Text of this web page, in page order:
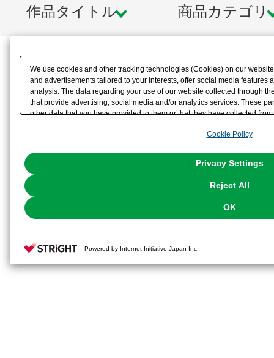
作品タイトル 商品カテゴリ
We use cookies and other tracking technologies (Cookies) on our
and advertisements tailored to your interests, offer social media features
analysis. The data regarding your use of our website collected through
that provide advertising, social media and/or analytics services. These
other data that you have provided to them or that they have collected
the use of all Cookies except for Strictly Necessary Cookies, please
You can change your consent or rejection settings at any time via
Cookie Policy
Privacy Settings
Reject All
OK
Powered by Internet Initiative Japan Inc.